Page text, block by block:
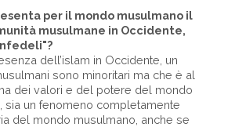
per il mondo musulmano il
musulmane in Occidente,
dell’islam in Occidente, un
sono minoritari ma che è al
dei valori e del potere del mondo
sia un fenomeno completamente
del mondo musulmano, anche se